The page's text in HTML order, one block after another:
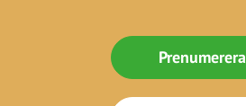
Prenumerera